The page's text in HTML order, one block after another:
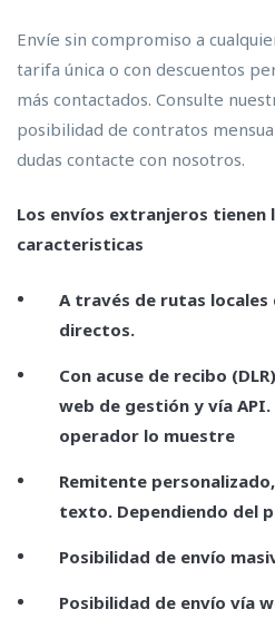
Envíe sin compromiso a
tarifa única o con descuentos
más contactados. Consulte
posibilidad de contratos
dudas contacte con nosotros.
Los envíos extranjeros tienen
caracteristicas
A través de rutas
directos.
Con acuse de recibo
web de gestión y vía API.
operador lo muestre
Remitente
texto. Dependiendo del
Posibilidad de envío
Posibilidad de envío vía